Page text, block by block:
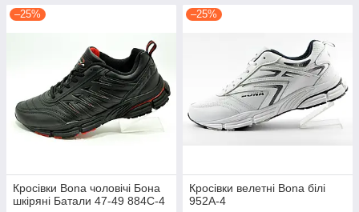
–25%
Кросівки Bona чоловічі Бона
шкіряні Батали 47-49 884C-4
–25%
Кросівки велетні Bona білі
952A-4